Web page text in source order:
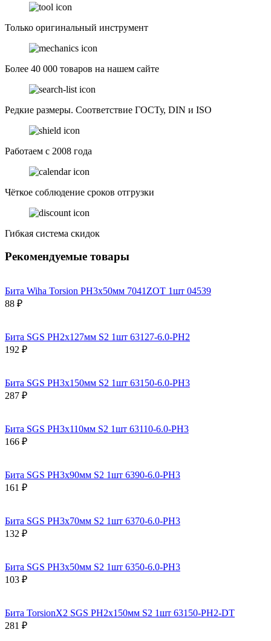
Только оригинальный инструмент
Более 40 000 товаров на нашем сайте
Редкие размеры. Соответствие ГОСТу, DIN и ISO
Работаем с 2008 года
Чёткое соблюдение сроков отгрузки
Гибкая система скидок
Рекомендуемые товары
Бита Wiha Torsion PH3х50мм 7041ZOT 1шт 04539
88 ₽
Бита SGS PH2х127мм S2 1шт 63127-6.0-PH2
192 ₽
Бита SGS PH3х150мм S2 1шт 63150-6.0-PH3
287 ₽
Бита SGS PH3х110мм S2 1шт 63110-6.0-PH3
166 ₽
Бита SGS PH3х90мм S2 1шт 6390-6.0-PH3
161 ₽
Бита SGS PH3х70мм S2 1шт 6370-6.0-PH3
132 ₽
Бита SGS PH3х50мм S2 1шт 6350-6.0-PH3
103 ₽
Бита TorsionX2 SGS PH2х150мм S2 1шт 63150-PH2-DT
281 ₽